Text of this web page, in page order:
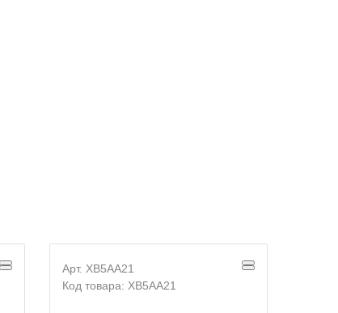
Арт. XB5AA21
Код товара: XB5AA21